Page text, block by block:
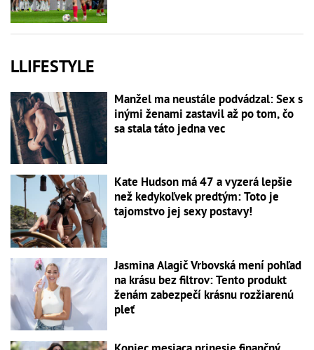
LLIFESTYLE
Manžel ma neustále podvádzal: Sex s
inými ženami zastavil až po tom, čo
sa stala táto jedna vec
Kate Hudson má 47 a vyzerá lepšie
než kedykoľvek predtým: Toto je
tajomstvo jej sexy postavy!
Jasmina Alagič Vrbovská mení pohľad
na krásu bez filtrov: Tento produkt
ženám zabezpečí krásnu rozžiarenú
pleť